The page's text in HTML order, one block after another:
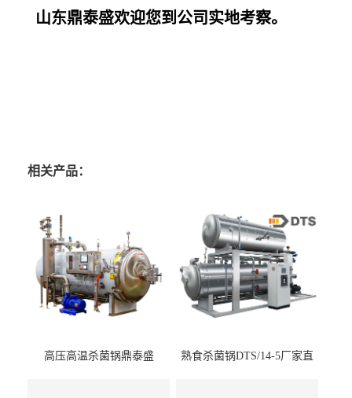
山东鼎泰盛欢迎您到公司实地考察。
相关产品：
高压高温杀菌锅鼎泰盛
熟食杀菌锅DTS/14-5厂家直